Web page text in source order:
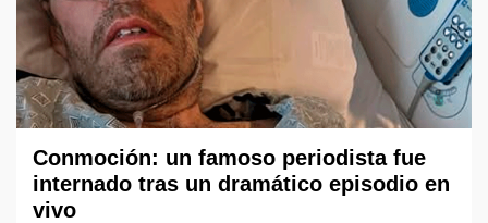
Conmoción: un famoso periodista fue
internado tras un dramático episodio en
vivo